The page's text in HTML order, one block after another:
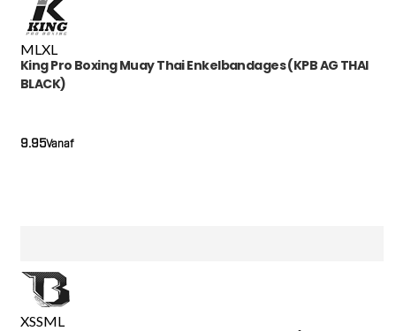
ML XL
King Pro Boxing Muay Thai Enkelbandages (KPB AG THAI
BLACK)
Vanaf
9.95
XSSML